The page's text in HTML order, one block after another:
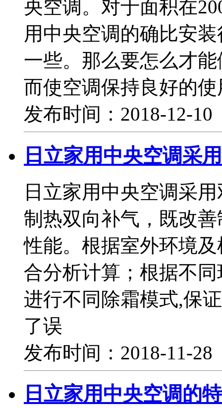
央空调。对于面积在
用中央空调的确比安
一些。那么要怎么才
而使空调保持良好的
发布时间：2018-12-
日立家用中央空调采
日立家用中央空调采
制热双向补气，既改
性能。根据室外环境
合分析计算；根据不
进行不同除霜模式,保
了误
发布时间：2018-11-
日立家用中央空调的